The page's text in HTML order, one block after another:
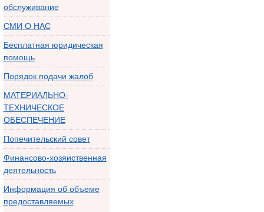
обслуживание
СМИ О НАС
Бесплатная юридическая
помощь
Порядок подачи жалоб
МАТЕРИАЛЬНО-
ТЕХНИЧЕСКОЕ
ОБЕСПЕЧЕНИЕ
Попечительский совет
Финансово-хозяиственная
деятельность
Информация об объеме
предоставляемых